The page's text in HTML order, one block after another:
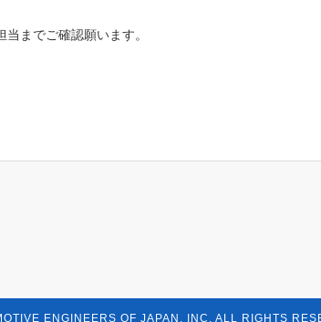
までご確認願います。
ENGINEERS OF JAPAN, INC. ALL RIGHTS